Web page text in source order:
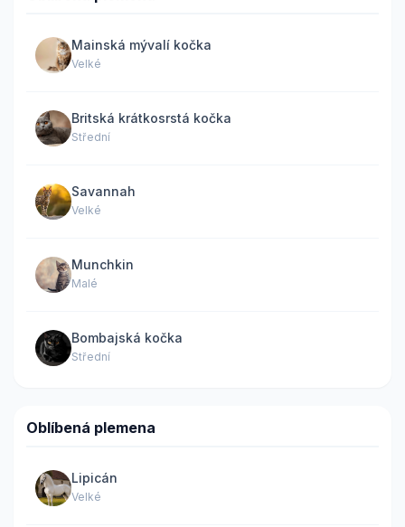
Mainská mývalí kočka
Velké
Britská krátkosrstá kočka
Střední
Savannah
Velké
Munchkin
Malé
Bombajská kočka
Střední
Oblíbená plemena
Lipicán
Velké